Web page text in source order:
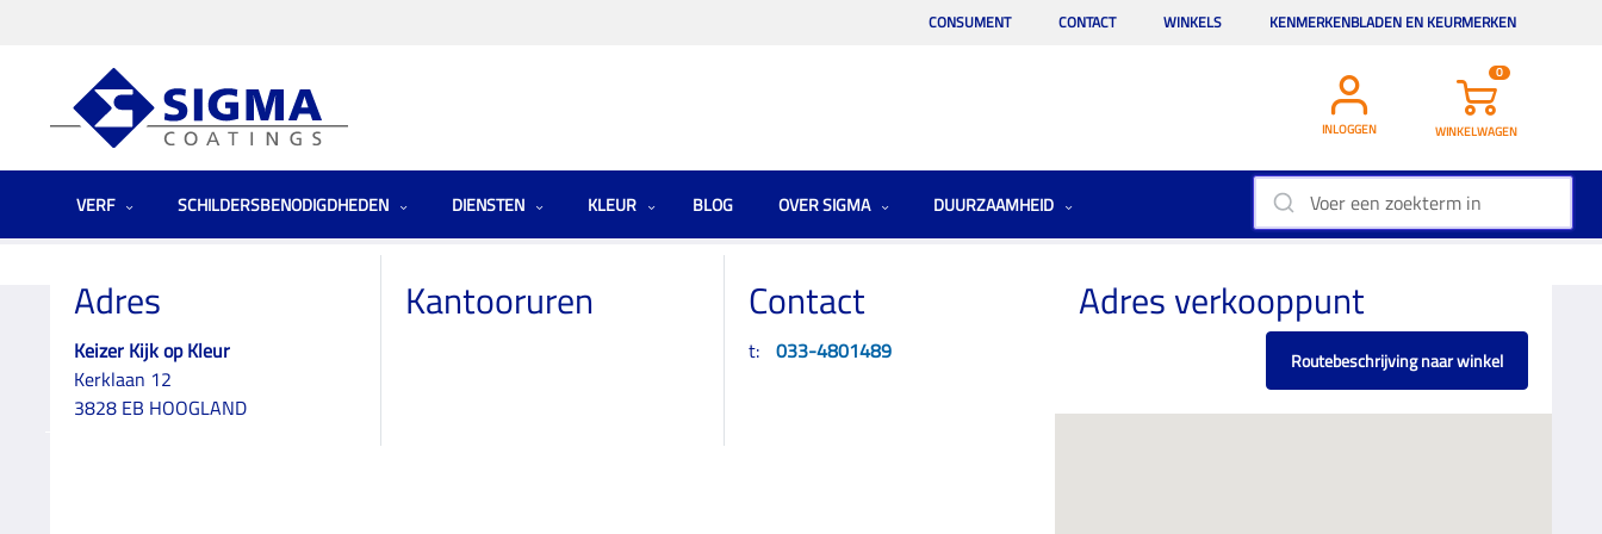
CONSUMENT CONTACT WINKELS KENMERKENBLADEN EN KEURMERKEN
INLOGGEN
0
WINKELWAGEN
VERF SCHILDERSBENODIGDHEDEN DIENSTEN KLEUR BLOG OVER SIGMA DUURZAAMHEID
Keizer Kijk op Kleur
Adres
Keizer Kijk op Kleur
Kerklaan 12
3828 EB HOOGLAND
Kantooruren Contact
t: 033-4801489
Adres verkooppunt
Routebeschrijving naar winkel